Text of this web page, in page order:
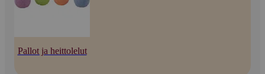
Pallot ja heittolelut